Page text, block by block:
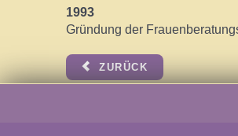
1993
Gründung der
ZURÜCK